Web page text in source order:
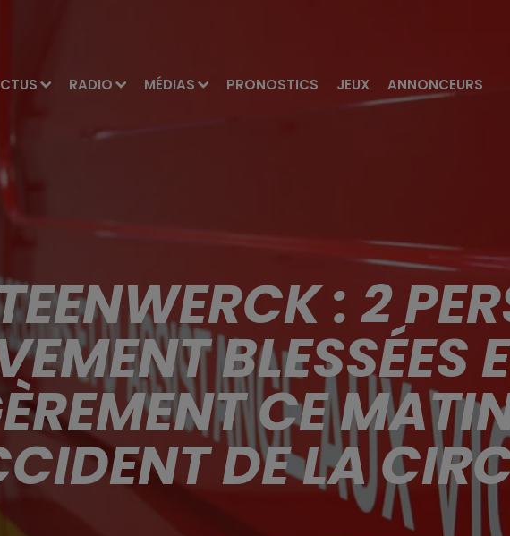
RADIO MÉDIAS PRONOSTICS JEUX ANNONCEURS
: 2
BLESSÉES
CE
DE LA